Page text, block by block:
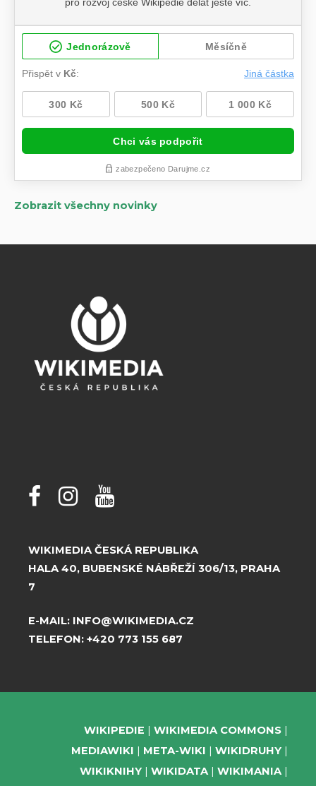
Zobrazit všechny novinky
WIKIMEDIA ČESKÁ REPUBLIKA
HALA 40, BUBENSKÉ NÁBŘEŽÍ 306/13, PRAHA
7
E-MAIL: INFO@WIKIMEDIA.CZ
TELEFON: +420 773 155 687
WIKIPEDIE
WIKIMEDIA COMMONS
MEDIAWIKI
META-WIKI
WIKIDRUHY
WIKIKNIHY
WIKIDATA
WIKIMANIA